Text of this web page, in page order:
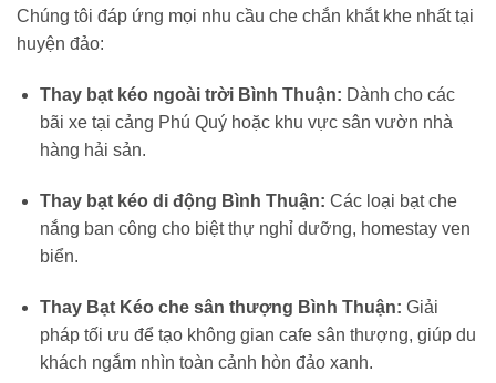
Chúng tôi đáp ứng mọi nhu cầu che chắn khắt khe nhất tại
huyện đảo:
Thay bạt kéo ngoài trời Bình Thuận: Dành cho các
bãi xe tại cảng Phú Quý hoặc khu vực sân vườn nhà
hàng hải sản.
Thay bạt kéo di động Bình Thuận: Các loại bạt che
nắng ban công cho biệt thự nghỉ dưỡng, homestay ven
biển.
Thay Bạt Kéo che sân thượng Bình Thuận: Giải
pháp tối ưu để tạo không gian cafe sân thượng, giúp du
khách ngắm nhìn toàn cảnh hòn đảo xanh.